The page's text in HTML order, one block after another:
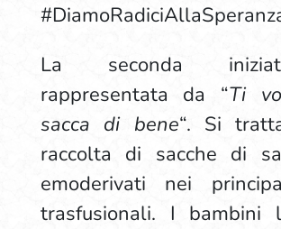
La seconda
rappresentata da “Ti
sacca di bene“. Si
raccolta di sacche di
emoderivati nei
trasfusionali. I bambini